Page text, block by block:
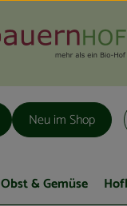
Neu im Shop
Obst & Gemüse